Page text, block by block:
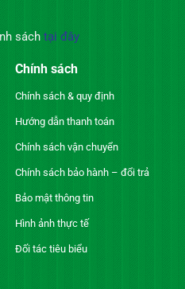
sách tại đây
Chính sách
Chính sách & quy định
Hướng dẫn thanh toán
Chính sách vận chuyển
Chính sách bảo hành – đổi trả
Bảo mật thông tin
Hình ảnh thực tế
Đối tác tiêu biểu